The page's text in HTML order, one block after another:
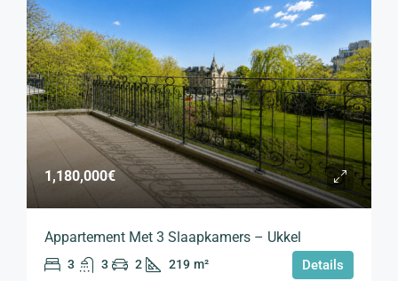
1,180,000€
Appartement Met 3 Slaapkamers – Ukkel
3 3 2 219 m² Details